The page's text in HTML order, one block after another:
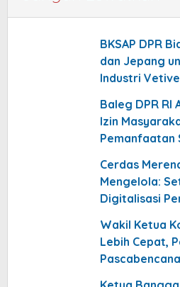
BKSAP DPR
dan Jepang
Industri
Baleg DPR RI
Izin
Pemanfaatan
Cerdas
Mengelola:
Digitalisasi
Wakil Ketua
Lebih Cepat,